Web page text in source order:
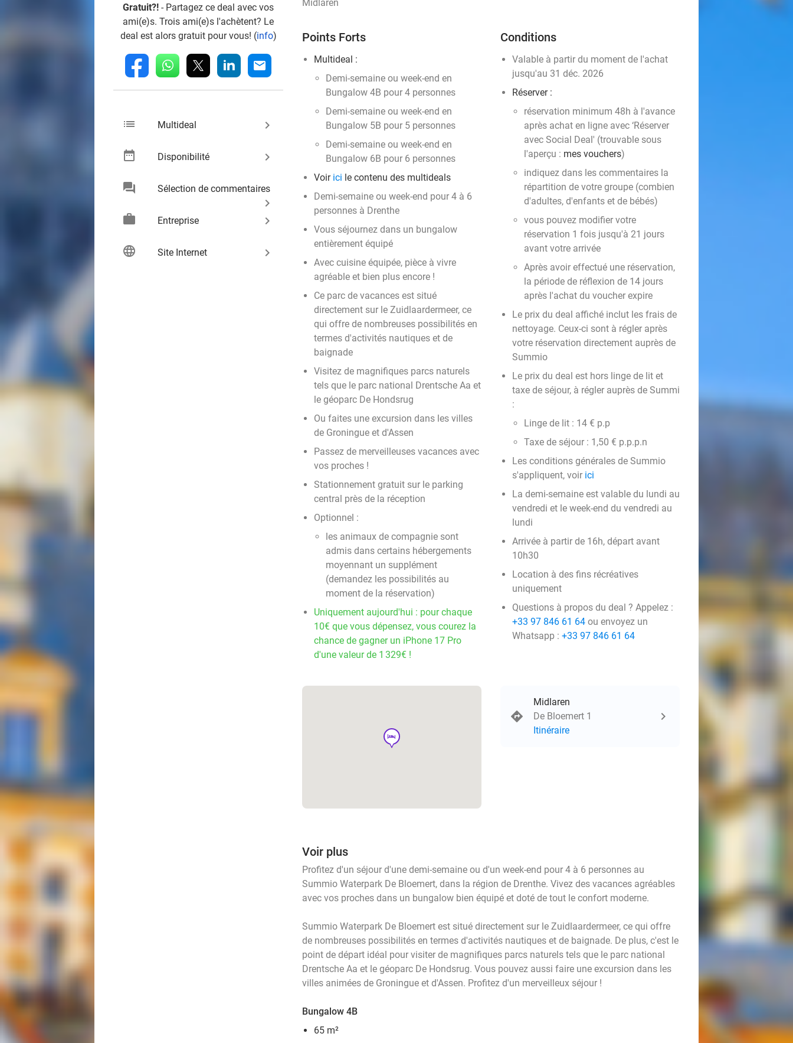
Gratuit?! - Partagez ce deal avec vos
ami(e)s. Trois ami(e)s l'achètent? Le
deal est alors gratuit pour vous! (info)
fb whatsapp linkedin mail
list Multideal keyboard_arrow_right
date_range Disponibilité keyboard_arrow_right
chat Sélection de commentaires
keyboard_arrow_right
work
Entreprise keyboard_arrow_right
language Site Internet keyboard_arrow_right
Midlaren
Points Forts
Multideal :
Demi-semaine ou week-end en
Bungalow 4B pour 4 personnes
Demi-semaine ou week-end en
Bungalow 5B pour 5 personnes
Demi-semaine ou week-end en
Bungalow 6B pour 6 personnes
Voir ici le contenu des multideals
Demi-semaine ou week-end pour 4 à 6
personnes à Drenthe
Vous séjournez dans un bungalow
entièrement équipé
Avec cuisine équipée, pièce à vivre
agréable et bien plus encore !
Ce parc de vacances est situé
directement sur le Zuidlaardermeer, ce
qui offre de nombreuses possibilités en
termes d'activités nautiques et de
baignade
Visitez de magnifiques parcs naturels
tels que le parc national Drentsche Aa et
le géoparc De Hondsrug
Ou faites une excursion dans les villes
de Groningue et d'Assen
Passez de merveilleuses vacances avec
vos proches !
Stationnement gratuit sur le parking
central près de la réception
Optionnel :
les animaux de compagnie sont
admis dans certains hébergements
moyennant un supplément
(demandez les possibilités au
moment de la réservation)
Uniquement aujourd'hui : pour chaque
10€ que vous dépensez, vous courez la
chance de gagner un iPhone 17 Pro
d'une valeur de 1 329€ !
Conditions
Valable à partir du moment de l'achat
jusqu'au 31 déc. 2026
Réserver :
réservation minimum 48h à l'avance
après achat en ligne avec ‘Réserver
avec Social Deal' (trouvable sous
l'aperçu : mes vouchers)
indiquez dans les commentaires la
répartition de votre groupe (combien
d'adultes, d'enfants et de bébés)
vous pouvez modifier votre
réservation 1 fois jusqu'à 21 jours
avant votre arrivée
Après avoir effectué une réservation,
la période de réflexion de 14 jours
après l'achat du voucher expire
Le prix du deal affiché inclut les frais de
nettoyage. Ceux-ci sont à régler après
votre réservation directement auprès de
Summio
Le prix du deal est hors linge de lit et
taxe de séjour, à régler auprès de Summi
:
Linge de lit : 14 € p.p
Taxe de séjour : 1,50 € p.p.p.n
Les conditions générales de Summio
s'appliquent, voir ici
La demi-semaine est valable du lundi au
vendredi et le week-end du vendredi au
lundi
Arrivée à partir de 16h, départ avant
10h30
Location à des fins récréatives
uniquement
Questions à propos du deal ? Appelez :
+33 97 846 61 64 ou envoyez un
Whatsapp : +33 97 846 61 64
hotel
Midlaren
De Bloemert 1
Itinéraire
Voir plus
Profitez d'un séjour d'une demi-semaine ou d'un week-end pour 4 à 6 personnes au
Summio Waterpark De Bloemert, dans la région de Drenthe. Vivez des vacances agréables
avec vos proches dans un bungalow bien équipé et doté de tout le confort moderne.
Summio Waterpark De Bloemert est situé directement sur le Zuidlaardermeer, ce qui offre
de nombreuses possibilités en termes d'activités nautiques et de baignade. De plus, c'est le
point de départ idéal pour visiter de magnifiques parcs naturels tels que le parc national
Drentsche Aa et le géoparc De Hondsrug. Vous pouvez aussi faire une excursion dans les
villes animées de Groningue et d'Assen. Profitez d'un merveilleux séjour !
Bungalow 4B
65 m²